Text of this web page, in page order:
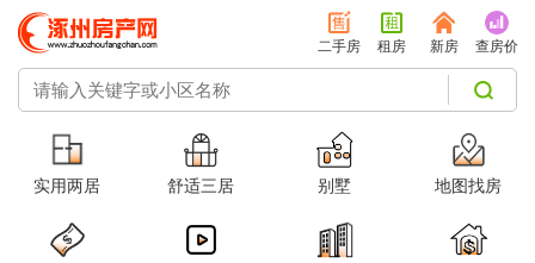
二手房 租房 新房 查房价
实用两居 舒适三居 别墅 地图找房